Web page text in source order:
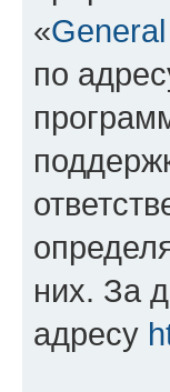
«
по
них. За
адресу